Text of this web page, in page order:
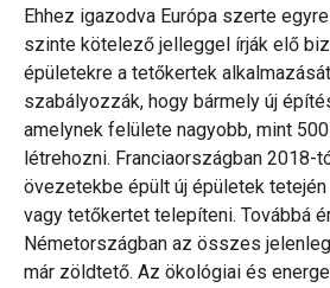
Ehhez igazodva Európa szerte
szinte kötelező jelleggel írják elő
épületekre a tetőkertek
szabályozzák, hogy bármely új
amelynek felülete nagyobb, mint
létrehozni. Franciaországban 2018-
övezetekbe épült új épületek
vagy tetőkertet telepíteni. Továbbá
Németországban az összes
már zöldtető. Az ökológiai és